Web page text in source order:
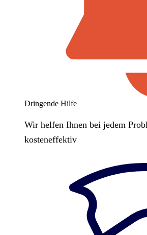
Dringende Hilfe
Wir helfen Ihnen bei jedem
kosteneffektiv